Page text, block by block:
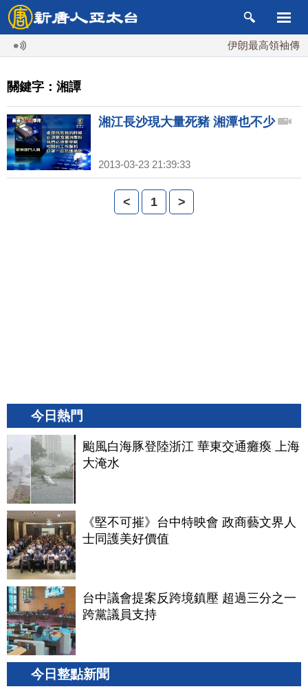
伊朗最高領袖傳
關鍵字：湘譚
湘江長沙現大量死豬 湘潭也不少
2013-03-23 21:39:33
< 1 >
今日熱門
颱風白海豚登陸浙江 華東交通癱瘓 上海
大淹水
《堅不可摧》台中特映會 政商藝文界人
士同護美好價值
台中議會提案反跨境鎮壓 超過三分之一
跨黨議員支持
今日整點新聞